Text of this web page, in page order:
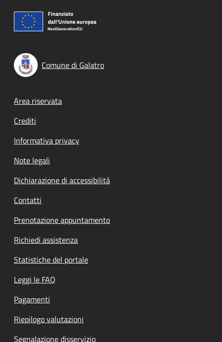
Comune di Galatro
Footer menu
Area riservata
Crediti
Informativa privacy
Note legali
Dichiarazione di accessibilità
Contatti
Prenotazione appuntamento
Richiedi assistenza
Statistiche del portale
Leggi le FAQ
Pagamenti
Riepilogo valutazioni
Segnalazione disservizio